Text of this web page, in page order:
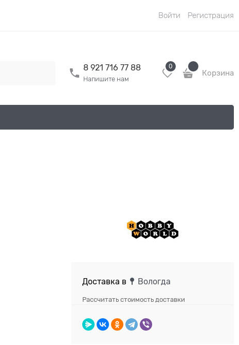
Войти Регистрация
8 921 716 77 88
Напишите нам
0
Корзина
Доставка в Вологда
Рассчитать стоимость доставки